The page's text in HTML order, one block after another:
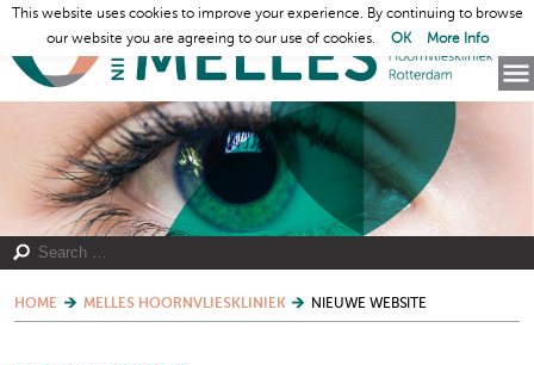
HOME MELLES HOORNVLIESKLINIEK NIEUWE WEBSITE
This website uses cookies to improve your experience. By continuing to browse
our website you are agreeing to our use of cookies.
OK More Info